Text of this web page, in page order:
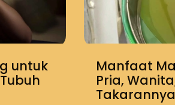
untuk
Manfaat
Pria,
Takarannya